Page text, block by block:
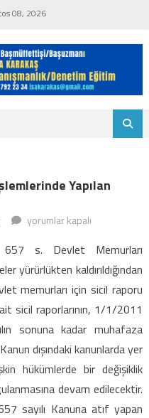
08, 2026
Yapılan
Memurların
disiplin
işlemlerinde
yapılan
değişiklikler
için
yorumlar kapalı
s. Devlet Memurları
yürürlükten kaldırıldığından
memurları için sicil raporu
sicil raporlarının, 1/1/2011
sonuna kadar muhafaza
dışındaki kanunlarda yer
hükümlerde bir değişiklik
devam edilecektir.
sayılı Kanuna atıf yapan